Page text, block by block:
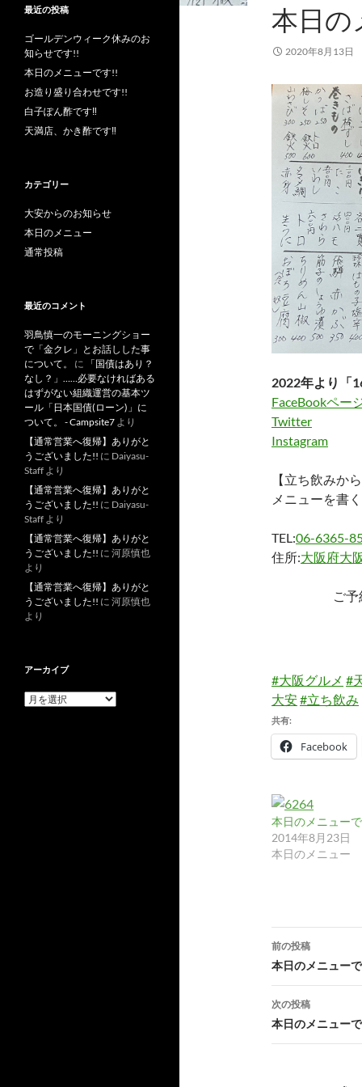
本日の
2020年8月13日
2022年より「
FaceBookペー
Twitter
Instagram
【立ち飲みか
メニューを書
TEL:06-6365-
住所:大阪府大
ご
#大阪グルメ #
大安#立ち飲み
共有:
Facebook
本日のメニュー
2014年8月23日
本日のメニュー
投
稿
ナ
ビ
ゲ
前の投稿
本日のメニュー
次の投稿
本日のメニュー
最近の投稿
ゴールデンウィーク休みのお
知らせです!!
本日のメニューです!!
お造り盛り合わせです!!
白子ぽん酢です‼︎
天満店、かき酢です‼︎
カテゴリー
大安からのお知らせ
本日のメニュー
通常投稿
最近のコメント
羽鳥慎一のモーニングショー
で「金クレ」とお話しした事
について。
に
「国債はあり？
なし？」……必要なければある
はずがない組織運営の基本ツ
ール「日本国債(ローン)」に
ついて。 - Campsite7 より
【通常営業へ復帰】ありがと
うございました!! に Daiyasu-
Staff より
【通常営業へ復帰】ありがと
うございました!! に Daiyasu-
Staff より
【通常営業へ復帰】ありがと
うございました!! に 河原慎也
より
【通常営業へ復帰】ありがと
うございました!! に 河原慎也
より
アーカイブ
ア